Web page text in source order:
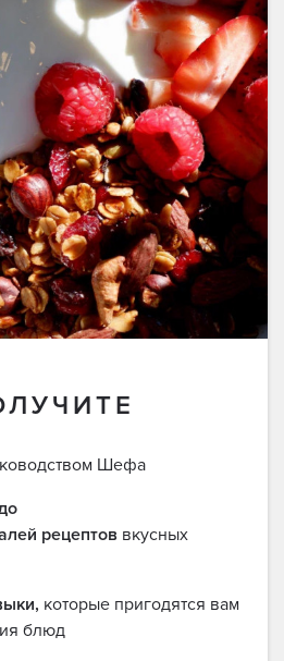
Шефа
рецептов вкусных
которые пригодятся вам
блюд